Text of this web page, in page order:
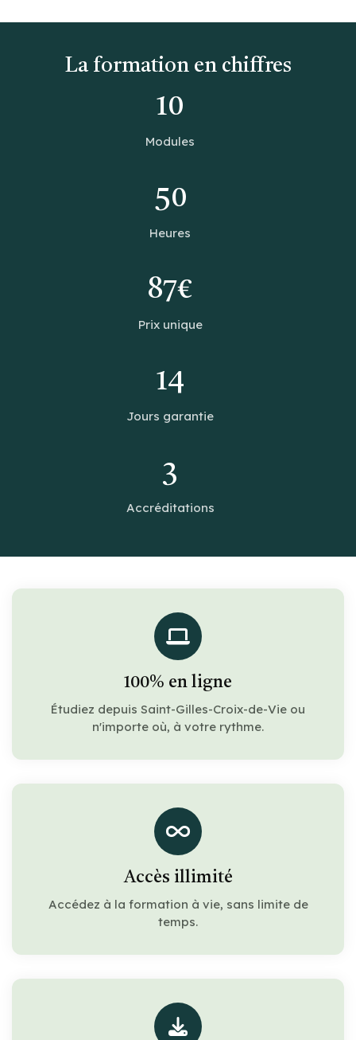
La formation en chiffres
10
Modules
50
Heures
87€
Prix unique
14
Jours garantie
3
Accréditations
100% en ligne
Étudiez depuis Saint-Gilles-Croix-de-Vie ou
n'importe où, à votre rythme.
Accès illimité
Accédez à la formation à vie, sans limite de
temps.